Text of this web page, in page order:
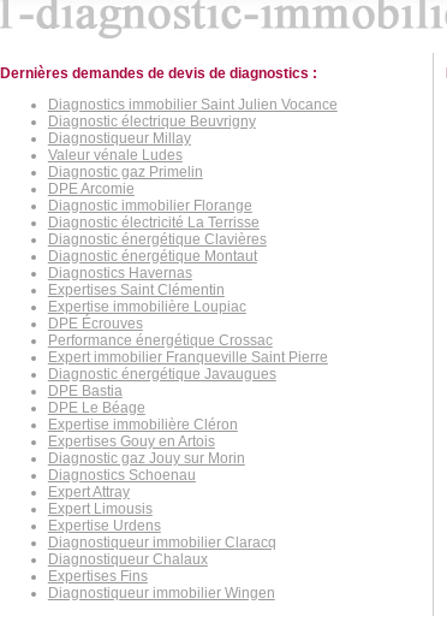
Dernières demandes de devis de diagnostics :
Diagnostics immobilier Saint Julien Vocance
Diagnostic électrique Beuvrigny
Diagnostiqueur Millay
Valeur vénale Ludes
Diagnostic gaz Primelin
DPE Arcomie
Diagnostic immobilier Florange
Diagnostic électricité La Terrisse
Diagnostic énergétique Clavières
Diagnostic énergétique Montaut
Diagnostics Havernas
Expertises Saint Clémentin
Expertise immobilière Loupiac
DPE Écrouves
Performance énergétique Crossac
Expert immobilier Franqueville Saint Pierre
Diagnostic énergétique Javaugues
DPE Bastia
DPE Le Béage
Expertise immobilière Cléron
Expertises Gouy en Artois
Diagnostic gaz Jouy sur Morin
Diagnostics Schoenau
Expert Attray
Expert Limousis
Expertise Urdens
Diagnostiqueur immobilier Claracq
Diagnostiqueur Chalaux
Expertises Fins
Diagnostiqueur immobilier Wingen